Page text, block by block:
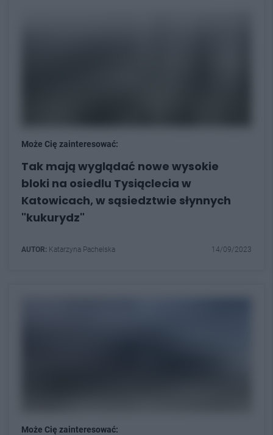
Może Cię zainteresować:
Tak mają wyglądać nowe wysokie
bloki na osiedlu Tysiąclecia w
Katowicach, w sąsiedztwie słynnych
"kukurydz"
AUTOR: Katarzyna Pachelska 14/09/2023
Może Cię zainteresować: